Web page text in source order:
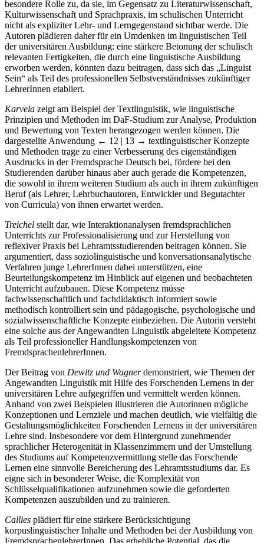
besondere Rolle zu, da sie, im Gegensatz zu Literaturwissenschaft,
Kulturwissenschaft und Sprachpraxis, im schulischen Unterricht
nicht als expliziter Lehr- und Lerngegenstand sichtbar werde. Die
Autoren plädieren daher für ein Umdenken im linguistischen Teil
der universitären Ausbildung: eine stärkere Betonung der schulisch
relevanten Fertigkeiten, die durch eine linguistische Ausbildung
erworben werden, könnten dazu beitragen, dass sich das „Linguist
Sein“ als Teil des professionellen Selbstverständnisses zukünftiger
LehrerInnen etabliert.
Karvela zeigt am Beispiel der Textlinguistik, wie linguistische
Prinzipien und Methoden im DaF-Studium zur Analyse, Produktion
und Bewertung von Texten herangezogen werden können. Die
dargestellte Anwendung ← 12 | 13 → textlinguistischer Konzepte
und Methoden trage zu einer Verbesserung des eigenständigen
Ausdrucks in der Fremdsprache Deutsch bei, fördere bei den
Studierenden darüber hinaus aber auch gerade die Kompetenzen,
die sowohl in ihrem weiteren Studium als auch in ihrem zukünftigen
Beruf (als Lehrer, Lehrbuchautoren, Entwickler und Begutachter
von Curricula) von ihnen erwartet werden.
Treichel stellt dar, wie Interaktionanalysen fremdsprachlichen
Unterrichts zur Professionalisierung und zur Herstellung von
reflexiver Praxis bei Lehramtsstudierenden beitragen können. Sie
argumentiert, dass soziolinguistische und konversationsanalytische
Verfahren junge LehrerInnen dabei unterstützen, eine
Beurteilungskompetenz im Hinblick auf eigenen und beobachteten
Unterricht aufzubauen. Diese Kompetenz müsse
fachwissenschaftlich und fachdidaktisch informiert sowie
methodisch kontrolliert sein und pädagogische, psychologische und
sozialwissenschaftliche Konzepte einbeziehen. Die Autorin versteht
eine solche aus der Angewandten Linguistik abgeleitete Kompetenz
als Teil professioneller Handlungskompetenzen von
FremdsprachenlehrerInnen.
Der Beitrag von Dewitz und Wagnerdemonstriert, wie Themen der
Angewandten Linguistik mit Hilfe des Forschenden Lernens in der
universitären Lehre aufgegriffen und vermittelt werden können.
Anhand von zwei Beispielen illustrieren die Autorinnen mögliche
Konzeptionen und Lernziele und machen deutlich, wie vielfältig die
Gestaltungsmöglichkeiten Forschenden Lernens in der universitären
Lehre sind. Insbesondere vor dem Hintergrund zunehmender
sprachlicher Heterogenität in Klassenzimmern und der Umstellung
des Studiums auf Kompetenzvermittlung stelle das Forschende
Lernen eine sinnvolle Bereicherung des Lehramtsstudiums dar. Es
eigne sich in besonderer Weise, die Komplexität von
Schlüsselqualifikationen aufzunehmen sowie die geforderten
Kompetenzen auszubilden und zu trainieren.
Callies plädiert für eine stärkere Berücksichtigung
korpuslinguistischer Inhalte und Methoden bei der Ausbildung von
FremdsprachenlehrerInnen. Das erhebliche Potential, das die